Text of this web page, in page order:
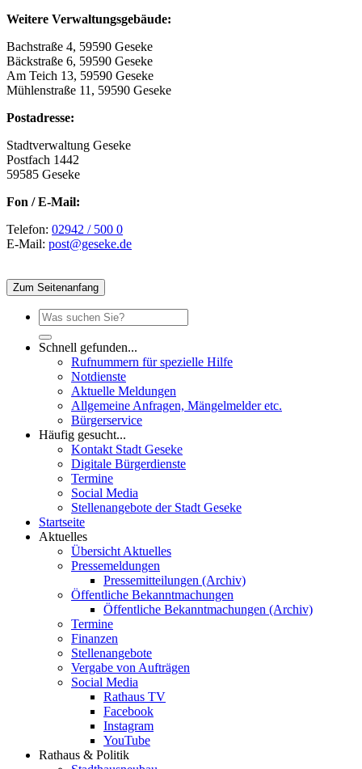
Weitere Verwaltungsgebäude:
Bachstraße 4, 59590 Geseke
Bäckstraße 6, 59590 Geseke
Am Teich 13, 59590 Geseke
Mühlenstraße 11, 59590 Geseke
Postadresse:
Stadtverwaltung Geseke
Postfach 1442
59585 Geseke
Fon / E-Mail:
Telefon: 02942 / 500 0
E-Mail: post@geseke.de
Zum Seitenanfang
Schnell gefunden...
Rufnummern für spezielle Hilfe
Notdienste
Aktuelle Meldungen
Allgemeine Anfragen, Mängelmelder etc.
Bürgerservice
Häufig gesucht...
Kontakt Stadt Geseke
Digitale Bürgerdienste
Termine
Social Media
Stellenangebote der Stadt Geseke
Startseite
Aktuelles
Übersicht Aktuelles
Pressemeldungen
Pressemitteilungen (Archiv)
Öffentliche Bekanntmachungen
Öffentliche Bekanntmachungen (Archiv)
Termine
Finanzen
Stellenangebote
Vergabe von Aufträgen
Social Media
Rathaus TV
Facebook
Instagram
YouTube
Rathaus & Politik